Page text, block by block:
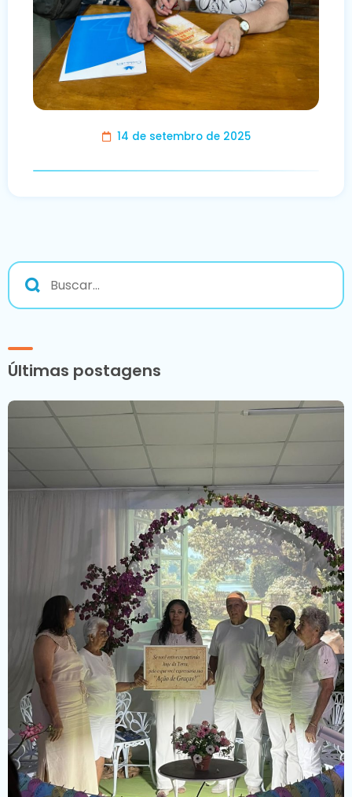
14 de setembro de 2025
Últimas postagens